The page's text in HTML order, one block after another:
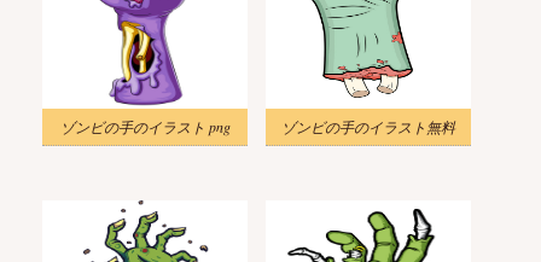
ゾンビの手のイラスト png ゾンビの手のイラスト無料